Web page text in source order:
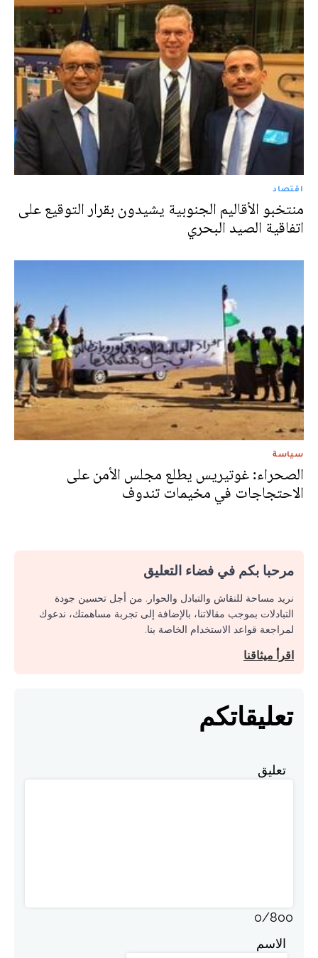
اقتصاد
منتخبو الأقاليم الجنوبية يشيدون بقرار التوقيع على
اتفاقية الصيد البحري
سياسة
الصحراء: غوتيريس يطلع مجلس الأمن على
الاحتجاجات في مخيمات تندوف
مرحبا بكم في فضاء التعليق
نريد مساحة للنقاش والتبادل والحوار. من أجل تحسين جودة
التبادلات بموجب مقالاتنا، بالإضافة إلى تجربة مساهمتك، ندعوك
لمراجعة قواعد الاستخدام الخاصة بنا.
اقرأ ميثاقنا
تعليقاتكم
تعليق
0/800
الاسم